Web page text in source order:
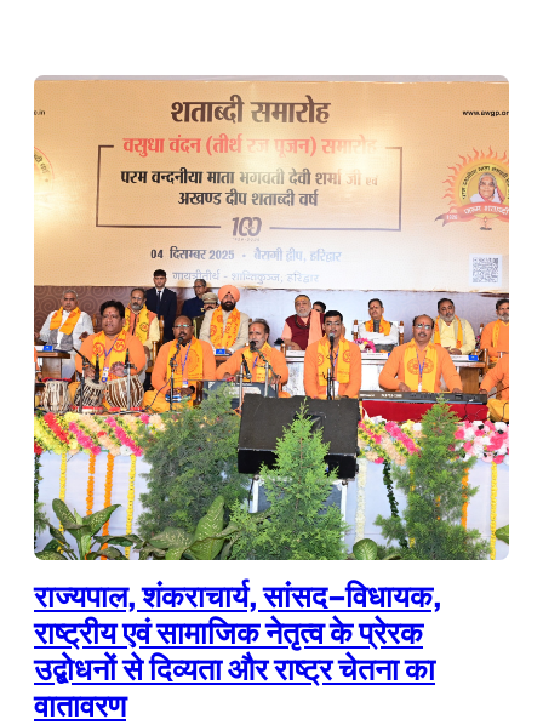
राज्यपाल, शंकराचार्य, सांसद–विधायक,
राष्ट्रीय एवं सामाजिक नेतृत्व के प्रेरक
उद्बोधनों से दिव्यता और राष्ट्र चेतना का
वातावरण